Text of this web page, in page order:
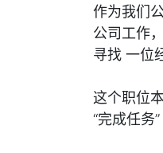
作为我们
公司工作
寻找 一位
这个职位
“完成任务